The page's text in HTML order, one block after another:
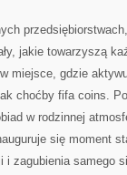
jakie towarzyszą
miejsce, gdzie
choćby fifa coins.
w rodzinnej
się moment
i zagubienia samego